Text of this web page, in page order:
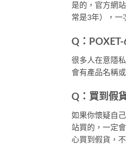
是的，官方網
常是3年），一
Q：
很多人在意隱
會有產品名稱
Q：買到假
如果你懷疑自
站買的，一定
心買到假貨，